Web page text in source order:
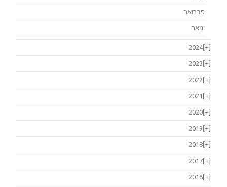
פברואר
ינואר
[+]
2024
[+]
2023
[+]
2022
[+]
2021
[+]
2020
[+]
2019
[+]
2018
[+]
2017
[+]
2016